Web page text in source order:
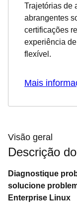
Visão geral
Descrição
Diagnostique
solucione
Enterprise Linux
Trajetórias de
abrangentes
certificações
experiência
flexível.
Mais